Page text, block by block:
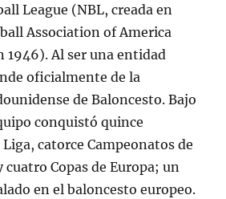
League (NBL, creada en
Association of America
1946). Al ser una entidad
oficialmente de la
de Baloncesto. Bajo
conquistó quince
catorce Campeonatos de
cuatro Copas de Europa; un
en el baloncesto europeo.